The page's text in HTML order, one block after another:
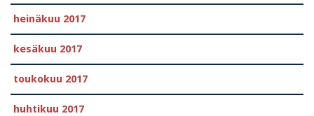
heinäkuu 2017
kesäkuu 2017
toukokuu 2017
huhtikuu 2017